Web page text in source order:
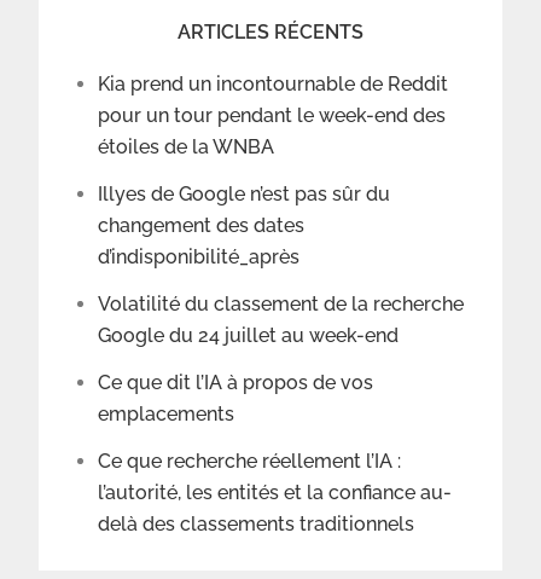
ARTICLES RÉCENTS
Kia prend un incontournable de Reddit
pour un tour pendant le week-end des
étoiles de la WNBA
Illyes de Google n’est pas sûr du
changement des dates
d’indisponibilité_après
Volatilité du classement de la recherche
Google du 24 juillet au week-end
Ce que dit l’IA à propos de vos
emplacements
Ce que recherche réellement l’IA :
l’autorité, les entités et la confiance au-
delà des classements traditionnels